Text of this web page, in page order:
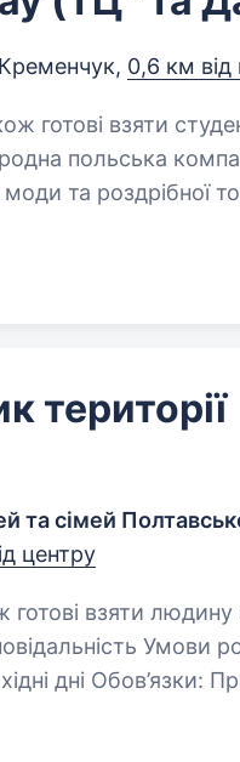
Кременчук, 0,6 км від
готові взяти
польська
та роздрібної
території
та сімей
центру
взяти людину з
дні Обов’язки: